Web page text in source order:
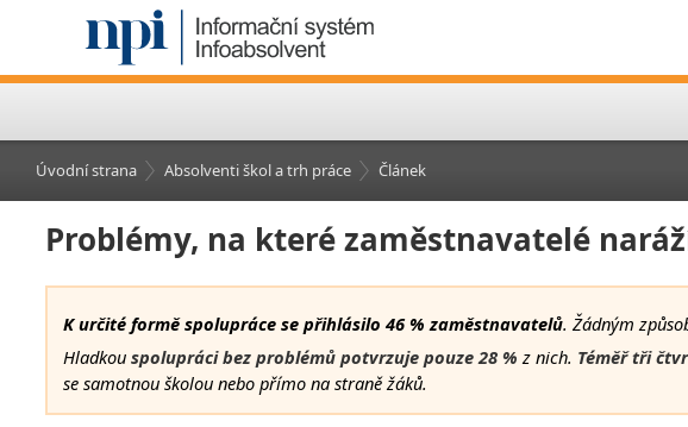
Úvodní strana Absolventi škol a trh práce Článek
Problémy, na které zaměstnavatelé
K určité formě spolupráce se přihlásilo 46 % zaměstnavatelů. Žádným
Hladkouspolupráci bez problémů potvrzuje pouze 28 % z nich. Téměř tři
se samotnou školou nebo přímo na straně žáků.